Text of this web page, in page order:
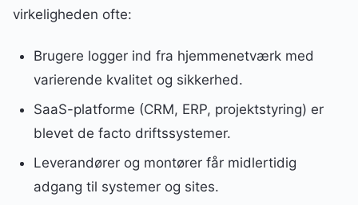
virkeligheden ofte:
Brugere logger ind fra hjemmenetværk med
varierende kvalitet og sikkerhed.
SaaS-platforme (CRM, ERP, projektstyring) er
blevet de facto driftssystemer.
Leverandører og montører får midlertidig
adgang til systemer og sites.